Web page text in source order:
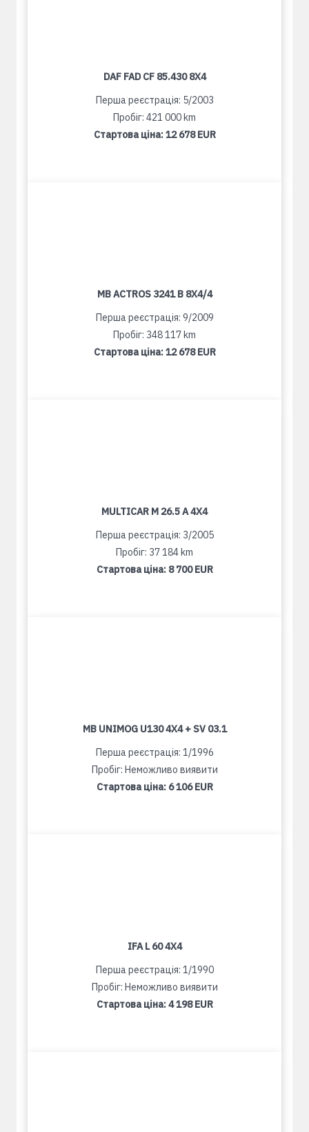
DAF FAD CF 85.430 8X4
Перша реєстрація: 5/2003
Пробіг: 421 000 km
Стартова ціна:12 678 EUR
MB ACTROS 3241 B 8X4/4
Перша реєстрація: 9/2009
Пробіг: 348 117 km
Стартова ціна:12 678 EUR
MULTICAR M 26.5 A 4X4
Перша реєстрація: 3/2005
Пробіг: 37 184 km
Стартова ціна: 8 700 EUR
MB UNIMOG U130 4X4 + SV 03.1
Перша реєстрація: 1/1996
Пробіг: Неможливо виявити
Стартова ціна: 6 106 EUR
IFA L 60 4X4
Перша реєстрація: 1/1990
Пробіг: Неможливо виявити
Стартова ціна:4 198 EUR